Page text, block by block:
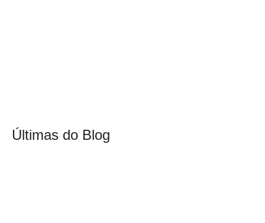
Últimas do Blog